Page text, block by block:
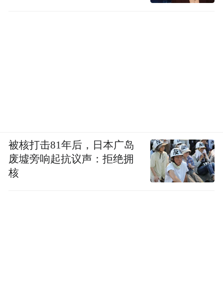
被核打击81年后，日本广岛
废墟旁响起抗议声：拒绝拥
核